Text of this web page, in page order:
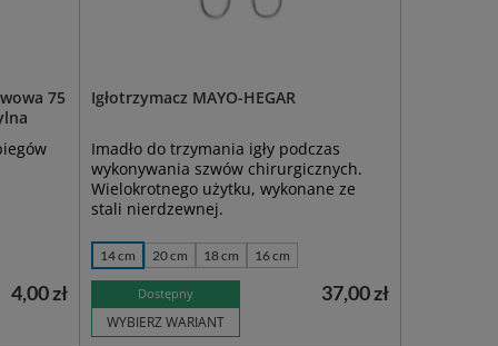
75
4,00 zł
Igłotrzymacz MAYO-HEGAR
Imadło do trzymania igły podczas
wykonywania szwów chirurgicznych.
Wielokrotnego użytku, wykonane ze
stali nierdzewnej.
14 cm 20 cm 18 cm 16 cm
Dostępny
WYBIERZ WARIANT
37,00 zł